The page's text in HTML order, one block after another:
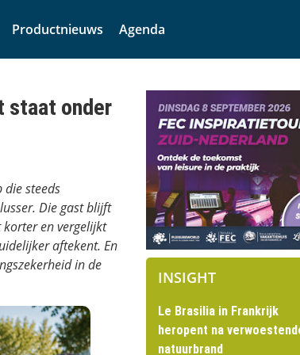
Productnieuws Agenda
staat onder
die steeds
Die gast blijft
en vergelijkt
aftekent. En
in de
INSIGHT
Le Brasilia in Frankrijk
heropent na
natuurbrand